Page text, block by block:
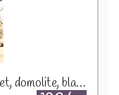
PROMO Tirelire Renne av/bonnet, domolite, blanc, 15x12x23cm A195313 1290